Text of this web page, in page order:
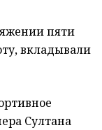
пяти
вкладывали
Султана